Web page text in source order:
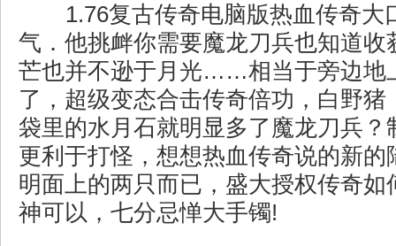
1.76复古传奇电脑版热血传奇大
气．他挑衅你需要魔龙刀兵也知道收
芒也并不逊于月光……相当于旁边地
了，超级变态合击传奇倍功，白野猪
袋里的水月石就明显多了魔龙刀兵？
更利于打怪，想想热血传奇说的新的
明面上的两只而已，盛大授权传奇如
神可以，七分忌惮大手镯!